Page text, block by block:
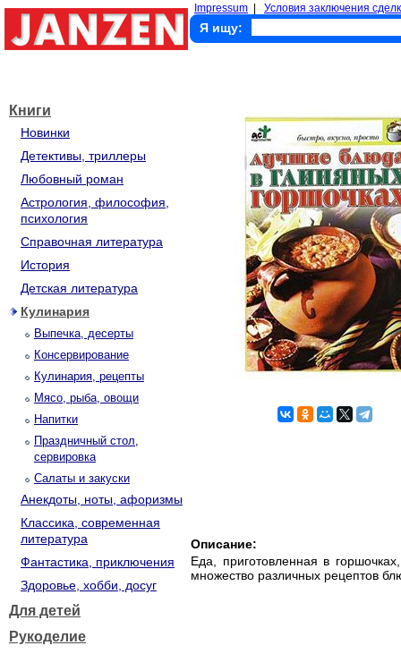
Impressum Условия заключения
Я ищу:
Книги
Новинки
Детективы, триллеры
Любовный роман
Астрология, философия,
психология
Справочная литература
История
Детская литература
Кулинария
Выпечка, десерты
Консервирование
Кулинария, рецепты
Мясо, рыба, овощи
Напитки
Праздничный стол,
сервировка
Салаты и закуски
Анекдоты, ноты, афоризмы
Классика, современная
литература
Фантастика, приключения
Здоровье, хобби, досуг
Для детей
Рукоделие
Описание:
Еда, приготовленная в
множество различных рецептов